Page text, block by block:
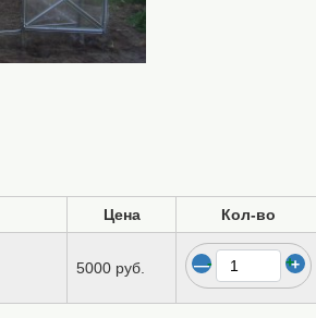
Цена Кол-во
5000 руб. - +